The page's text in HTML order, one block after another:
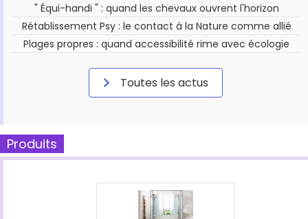
" Équi-handi " : quand les chevaux ouvrent l'horizon
Rétablissement Psy : le contact à la Nature comme allié
Plages propres : quand accessibilité rime avec écologie
Toutes les actus
Produits